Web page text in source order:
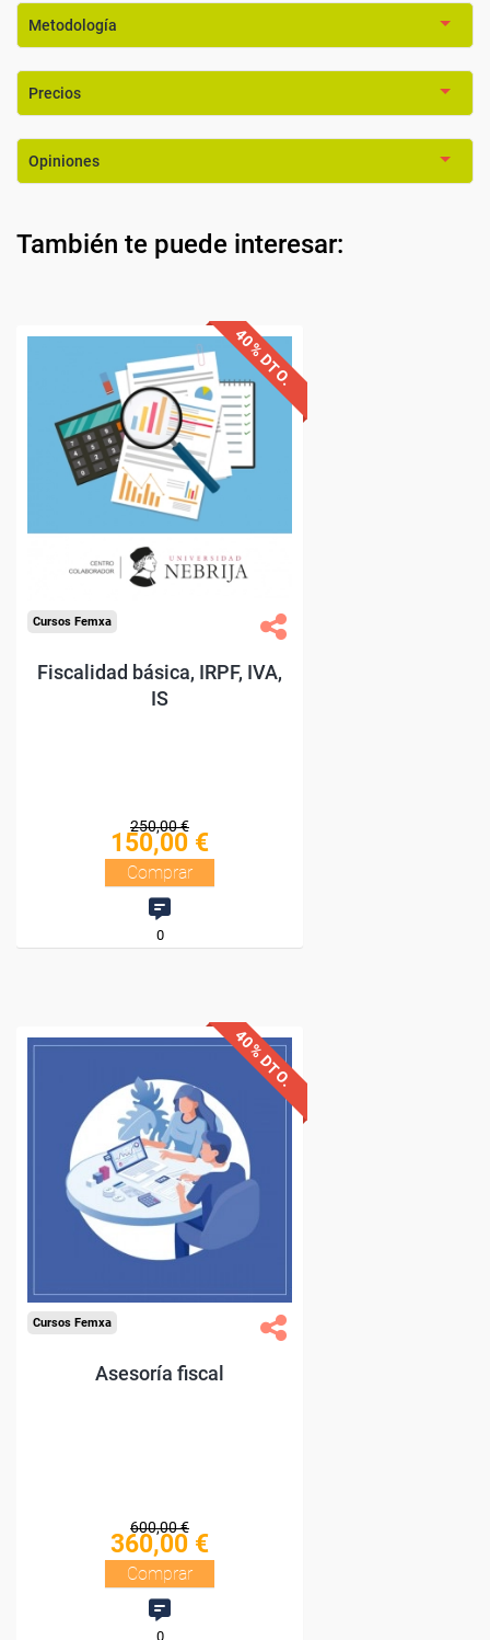
Metodología
Precios
Opiniones
También te puede interesar: